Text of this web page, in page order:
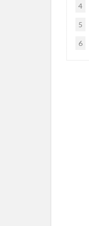
4
5
6